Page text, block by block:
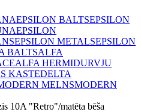
EPSILON BALTSEPSILON
EPSILON
EPSILON METALSEPSILON
BALTSALFA
ALFA HERMIDURVJU
KASTEDELTA
MELNSMODERN
10A "Retro"/matēta bēša